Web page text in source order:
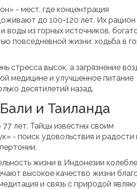
- мест, где концентрация
до 100-120 лет. Их рацион
воды из горных источников,
повседневной жизни: ходьба в
стресса высок, а загрязнение
медицине и улучшенное питание
десятилетий назад.
и Таиланда
лет. Тайцы известны своим
- поиск удовольствия и радости
жизни в Индонезии
высокое качество жизни
и связь с природой